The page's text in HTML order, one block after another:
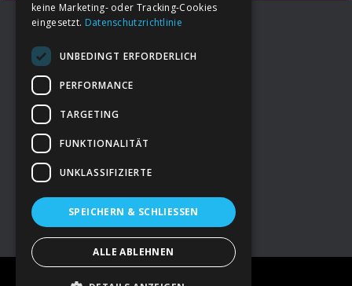
Footer
→Deine Spende
→Impressum
→Kontakt zum PAO Team
keine Marketing- oder Tracking-Cookies
eingesetzt. Datenschutzrichtlinie
UNBEDINGT ERFORDERLICH
PERFORMANCE
TARGETING
FUNKTIONALITÄT
UNKLASSIFIZIERTE
SPEICHERN & SCHLIESSEN
ALLE ABLEHNEN